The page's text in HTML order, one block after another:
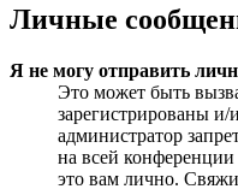
Личные
Я не могу отправить
Это может быть
зарегистрированы
администратор
на всей
это вам лично.